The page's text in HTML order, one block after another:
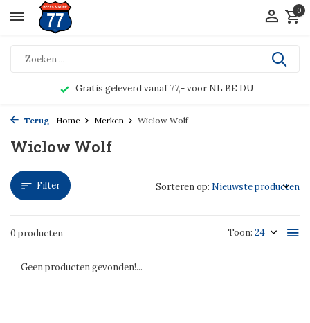
0
Gratis geleverd vanaf 77,- voor NL BE DU
Terug Home Merken Wiclow Wolf
Wiclow Wolf
Filter
0 producten Toon:
Sorteren op:
Geen producten gevonden!...